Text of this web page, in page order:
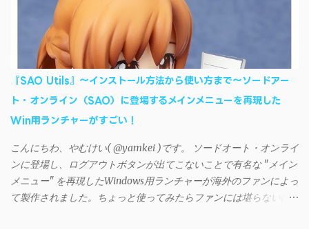
る。私も 2012年頃にAndroidウォークマン を使い始めた頃から便
利に活用させてもらっていたのだが、2023年現在はiSyncrを使っ
て同期ができないという声を多数見かけるようになった。 具体
的には、PC側のiSyncrアプリで設定したパスワードをAndroidアプ
リに入力しようとすると、入力したパスワードが保存されず、い
回避するには、次の手順が有効だ。 Androidデバイスの言語を英語
に設定する （念のため）再起動する iSyncrでパスワードを入力す
すれば完了 一度この手順を施せば、言語設定は日本語に戻して
もOKだ。これでWi-Fiを使った同期機能が使えるようになる。USB
接続による同期については、アプリに根本的な不具合が発生して
おり、現時点で使えないようだ。諦めよう。 今回の不具合につ
『SAO Utils』～インストール方法から使い方まで～ソードアー
ト・オンライン（SAO）に登場するメインメニューを再現した
Win用ランチャーがすごい！
こんにちわ、やむけい( @yamkei )です。 ソードオート・オンライ
ンに登場し、ログアウトボタンが出てこないことで有名な "メイン
メニュー" を再現したWindows用ランチャーが海外のファンによっ
て製作されました。ちょっと使ってみたらファンには堪らないほ